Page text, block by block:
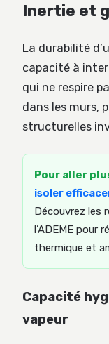
Inertie et
La durabilité
capacité à
qui ne respire
dans les murs,
structurelles
Pour aller
isoler
Découvrez les
l’ADEME pour
thermique et
Capacité
vapeur